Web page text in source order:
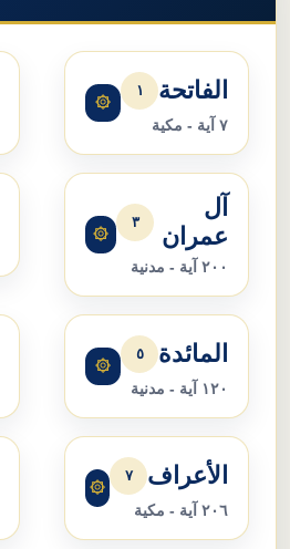
الفاتحة ١
٧ آية - مكية
۞
آل
عمران
٣
٢٠٠ آية - مدنية
۞
المائدة ٥
١٢٠ آية - مدنية
۞
الأعراف ٧
٢٠٦ آية - مكية
۞